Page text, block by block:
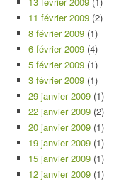
11 février 2009 (2)
8 février 2009 (1)
6 février 2009 (4)
5 février 2009 (1)
3 février 2009 (1)
29 janvier 2009 (1)
22 janvier 2009 (2)
20 janvier 2009 (1)
19 janvier 2009 (1)
15 janvier 2009 (1)
12 janvier 2009 (1)